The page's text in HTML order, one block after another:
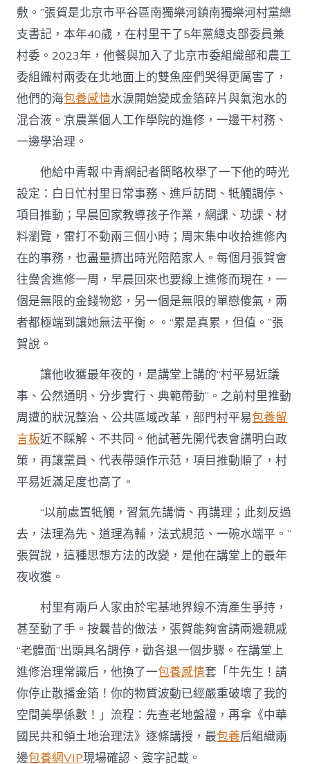
敷。”張賀是北京市平谷區南獨樂河鎮南獨樂河村黨總
支書記，本年40歲，在村里干了5年黨總支部委員兼
村委。2023年，他餐與加入了北京市委組織部和農工
委組織村兩委在北地面上的雙魚座們哭得更厲害了，
他們的海包養感情水淚開始變成金箔碎片與氣泡水的
混合液。京農業個人工作學院的進修，一邊干村務、
一邊學治理。
他給中青報·中青網記者簡略枚舉了一下他的時光
設定：白日忙村里日常事務、進戶訪問、牴觸調停、
項目推動；早晨回家教導孩子作業，網課、功課、材
料瀏覽，雷打不動兩三個小時；周末集中收拾進修內
在的事務，也盡量擠出時光陪陪家人。每個月張賀會
往黌舍進修一周，早晨回來也要線上進修而現在，一
個是無限的金錢物慾，另一個是無限的單戀傻氣，兩
者都極端到讓她無法平衡。。“累是真累，但值。”張
賀說。
讓他收獲最年夜的，是講堂上講的“村平易近議
事、公然通明、分步實行、典範帶動”。之前村里推動
周遭的狀況整治、公共區域改革，部門村平易包養留
言板近不睬解、不共同。他試著先開代表會講明白政
策，再讓黨員、代表帶頭作示范，項目推動順了，村
平易近滿足度也高了。
“以前處置牴觸，習氣先講情、再講理；此刻反過
去，法理為先、道理為輔，法式規范、一碗水端平。”
張賀說，這種思想方法的改變，是他在講堂上的最年
夜收獲。
村里有兩戶人家由於宅基地界線不清產生爭持，
甚至動了手。按曩昔的做法，張賀能夠會請兩邊親戚
“老體面”出頭具名調停，勸各退一個步驟。在講堂上
進修治理常識后，他換了一包養感情套「牛先生！請
你停止散播金箔！你的物質波動已經嚴重破壞了我的
空間美學係數！」流程：先查老地盤證，再拿《中華
國民共和領土地治理法》逐條講授，最包養后組織兩
邊包養網VIP現場確認、簽字記載。